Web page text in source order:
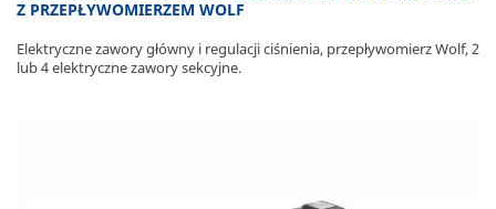
Z PRZEPŁYWOMIERZEM WOLF
Elektryczne zawory główny i regulacji ciśnienia, przepływomierz Wolf, 2
lub 4 elektryczne zawory sekcyjne.